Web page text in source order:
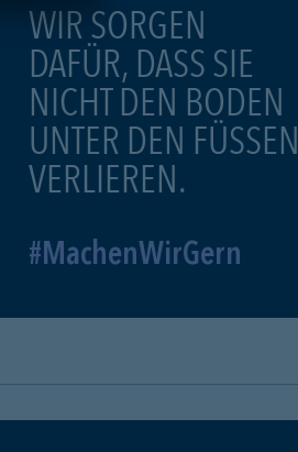
WIR SORGEN
DAFÜR, DASS SIE
NICHT DEN BODEN
UNTER DEN FÜSSEN
VERLIEREN.
#MachenWirGern